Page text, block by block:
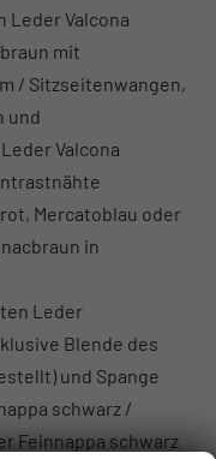
Leder Valcona
mit
/ Sitzseitenwangen,
und
Valcona
Mercatoblau oder
in
Leder
Blende des
und Spange
schwarz /
Feinnappa schwarz